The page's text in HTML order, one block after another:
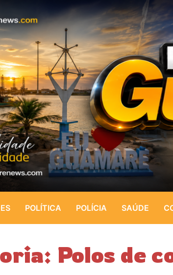
POLÍTICA POLÍCIA SAÚDE
Polos de